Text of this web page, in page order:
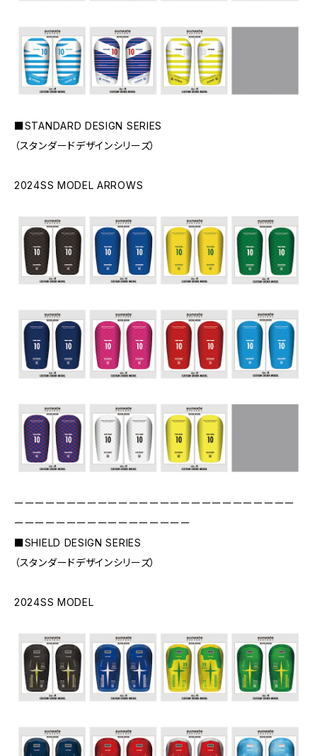
■STANDARD DESIGN SERIES
（スタンダードデザインシリーズ）
2024SS MODEL ARROWS
ーーーーーーーーーーーーーーーーーーーーーーーーーーー
ーーーーーーーーーーーーーーーーー
■SHIELD DESIGN SERIES
（スタンダードデザインシリーズ）
2024SS MODEL